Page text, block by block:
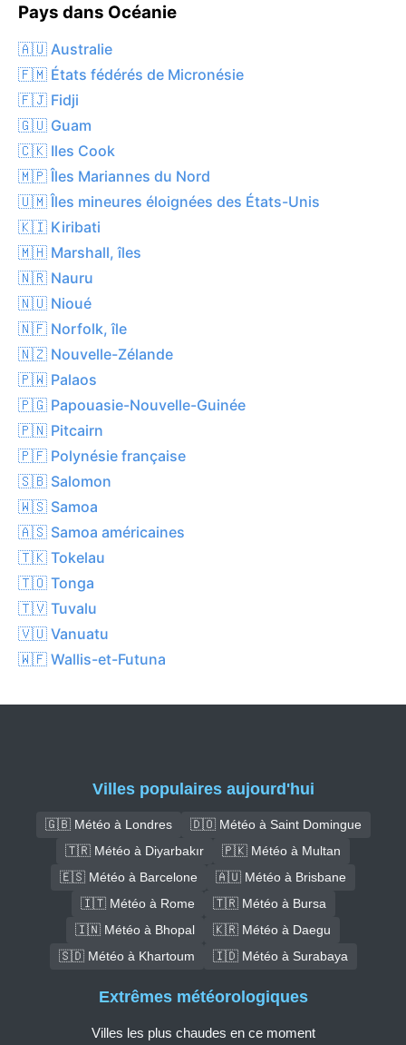
Pays dans Océanie
🇦🇺 Australie
🇫🇲 États fédérés de Micronésie
🇫🇯 Fidji
🇬🇺 Guam
🇨🇰 Iles Cook
🇲🇵 Îles Mariannes du Nord
🇺🇲 Îles mineures éloignées des États-Unis
🇰🇮 Kiribati
🇲🇭 Marshall, îles
🇳🇷 Nauru
🇳🇺 Nioué
🇳🇫 Norfolk, île
🇳🇿 Nouvelle-Zélande
🇵🇼 Palaos
🇵🇬 Papouasie-Nouvelle-Guinée
🇵🇳 Pitcairn
🇵🇫 Polynésie française
🇸🇧 Salomon
🇼🇸 Samoa
🇦🇸 Samoa américaines
🇹🇰 Tokelau
🇹🇴 Tonga
🇹🇻 Tuvalu
🇻🇺 Vanuatu
🇼🇫 Wallis-et-Futuna
Villes populaires aujourd'hui
🇬🇧 Météo à Londres
🇩🇴 Météo à Saint Domingue
🇹🇷 Météo à Diyarbakır
🇵🇰 Météo à Multan
🇪🇸 Météo à Barcelone
🇦🇺 Météo à Brisbane
🇮🇹 Météo à Rome
🇹🇷 Météo à Bursa
🇮🇳 Météo à Bhopal
🇰🇷 Météo à Daegu
🇸🇩 Météo à Khartoum
🇮🇩 Météo à Surabaya
Extrêmes météorologiques
Villes les plus chaudes en ce moment